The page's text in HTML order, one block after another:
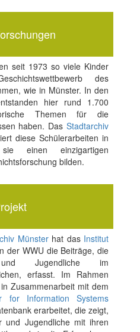
seit 1973 so viele Kinder
des
wie in Münster. In den
hier rund 1.700
Themen für die
haben. DasStadtarchiv
diese Schülerarbeiten in
einen einzigartigen
bilden.
Münsterhat das Institut
der WWU die Beiträge, die
Jugendliche im
erfasst. Im Rahmen
Zusammenarbeit mit dem
for Information Systems
erarbeitet, die zeigt,
und Jugendliche mit ihren